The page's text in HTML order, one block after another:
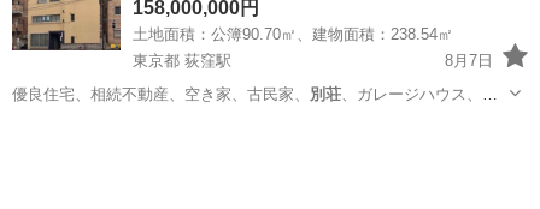
158,000,000円
土地面積：公簿90.70㎡、建物面積：238.54㎡
東京都 荻窪駅
8月7日
優良住宅、相続不動産、空き家、古民家、 別荘、ガレージハウス、オ